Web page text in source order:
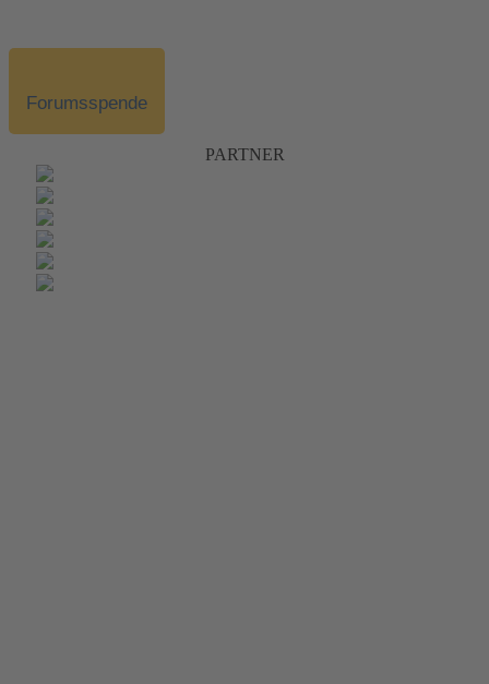
Forumsspende
PARTNER